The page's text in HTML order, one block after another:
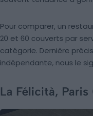
Pour comparer, un
20 et 60 couverts par
catégorie. Dernière
indépendante, nous le
La Félicità, Paris